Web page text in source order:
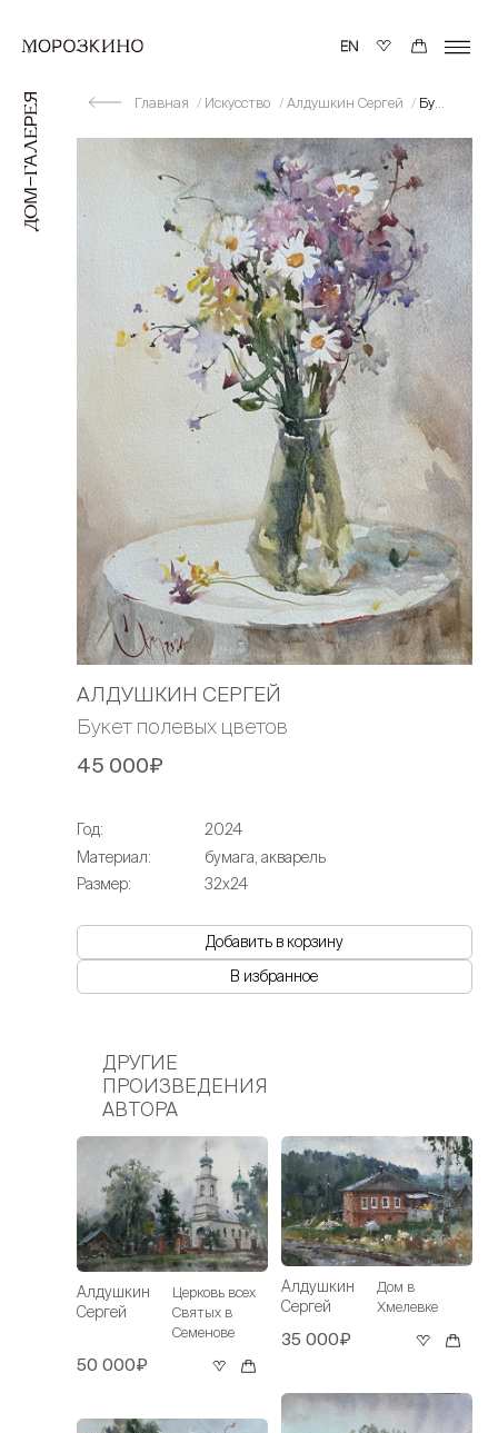
Главная Искусство Алдушкин Сергей Букет полевых цветов
АЛДУШКИН СЕРГЕЙ
Букет полевых цветов
45 000₽
Год:
2024
Материал:
бумага, акварель
Размер:
32х24
Добавить в корзину
В избранное
ДРУГИЕ
ПРОИЗВЕДЕНИЯ
АВТОРА
Алдушкин
Сергей
Церковь всех
Святых в
Семенове
50 000₽
Алдушкин
Сергей
Дом в
Хмелевке
35 000₽